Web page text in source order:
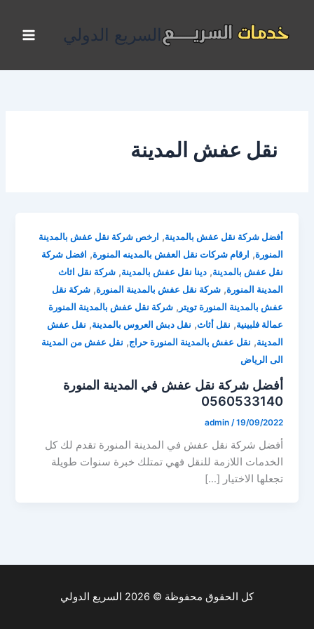
المحتوى
السريع الدولي
نقل عفش المدينة
أفضل شركة نقل عفش بالمدينة, ارخص شركة نقل عفش بالمدينة
المنورة, ارقام شركات نقل العفش بالمدينه المنورة, افضل شركة
نقل عفش بالمدينة,دينا نقل عفش بالمدينة,شركة نقل اثاث
المدينة المنورة,شركة نقل عفش بالمدينة المنورة,شركة نقل
عفش بالمدينة المنورة تويتر ,شركة نقل عفش بالمدينة المنورة
عمالة فلبينية, نقل أثاث, نقل دبش العروس بالمدينة, نقل عفش
المدينة, نقل عفش بالمدينة المنورة حراج, نقل عفش من المدينة
الى الرياض
أفضل شركة نقل عفش في المدينة المنورة
0560533140
admin /19/09/2022
أفضل شركة نقل عفش في المدينة المنورة تقدم لك كل
الخدمات اللازمة للنقل فهي تمتلك خبرة سنوات طويلة
تجعلها الاختيار […]
كل الحقوق محفوظة © 2026 السريع الدولي